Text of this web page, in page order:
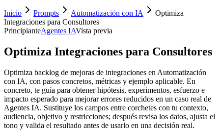
Inicio Prompts Automatización con IA
Optimiza
Integraciones para Consultores
PrincipianteAgentes IAVista previa
Optimiza Integraciones para Consultores
Optimiza backlog de mejoras de integraciones en Automatización
con IA, con pasos concretos, métricas y ejemplo aplicable. En
concreto, te guía para obtener hipótesis, experimentos, esfuerzo e
impacto esperado para mejorar errores reducidos en un caso real de
Agentes IA. Sustituye los campos entre corchetes con tu contexto,
audiencia, objetivo y restricciones; después revisa los datos, ajusta el
tono y valida el resultado antes de usarlo en una decisión real.